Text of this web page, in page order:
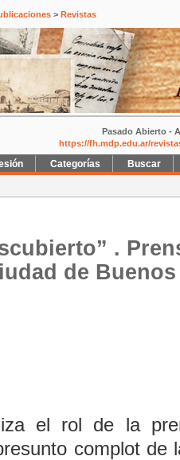
> Revistas
Pasado Abierto -
https://fh.mdp.edu.ar/
Categorías Buscar
.
de Buenos
el rol de la
complot de